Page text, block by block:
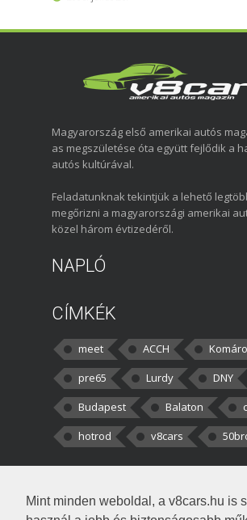
Mint minden weboldal, a v8cars.hu is
Magyarország első amerikai autós
as megszületése óta együtt fejlődik a
autós kultúrával.
Feladatunknak tekintjük a lehető
megőrizni a magyarországi amerikai
közel három évtizedéről.
NAPLÓ
CÍMKÉK
meet ACCH
pre65
Lurdy
DNY
Budapest
Balaton
hotrod
v8cars